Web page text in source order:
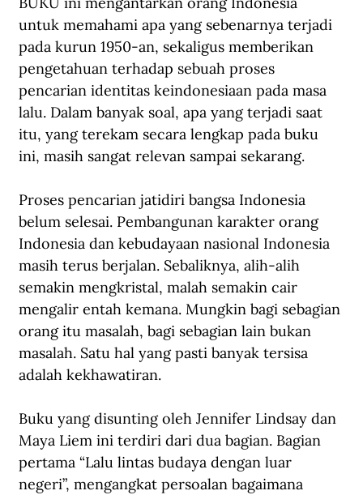
untuk memahami apa yang sebenarnya terjadi
pada kurun 1950-an, sekaligus memberikan
pengetahuan terhadap sebuah proses
pencarian identitas keindonesiaan pada masa
lalu. Dalam banyak soal, apa yang terjadi saat
itu, yang terekam secara lengkap pada buku
ini, masih sangat relevan sampai sekarang.
Proses pencarian jatidiri bangsa Indonesia
belum selesai. Pembangunan karakter orang
Indonesia dan kebudayaan nasional Indonesia
masih terus berjalan. Sebaliknya, alih-alih
semakin mengkristal, malah semakin cair
mengalir entah kemana. Mungkin bagi sebagian
orang itu masalah, bagi sebagian lain bukan
masalah. Satu hal yang pasti banyak tersisa
adalah kekhawatiran.
Buku yang disunting oleh Jennifer Lindsay dan
Maya Liem ini terdiri dari dua bagian. Bagian
pertama “Lalu lintas budaya dengan luar
negeri”, mengangkat persoalan bagaimana